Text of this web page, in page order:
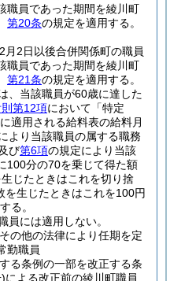
職員であった期間を綾川町
第20条の規定を適用する。
2日以後合併関係町の職員
職員であった期間を綾川町
第21条の規定を適用する。
、当該職員が60歳に達した
則第12項において「特定
適用される給料表の給料月
より当該職員の属する職務
び第6項の規定により当該
100分の70を乗じて得た額
じたときはこれを切り捨
生じたときはこれを100円
る。
員には適用しない。
の他の法律により任期を定
勤職員
る条例の一部を改正する条
による改正前の綾川町職員